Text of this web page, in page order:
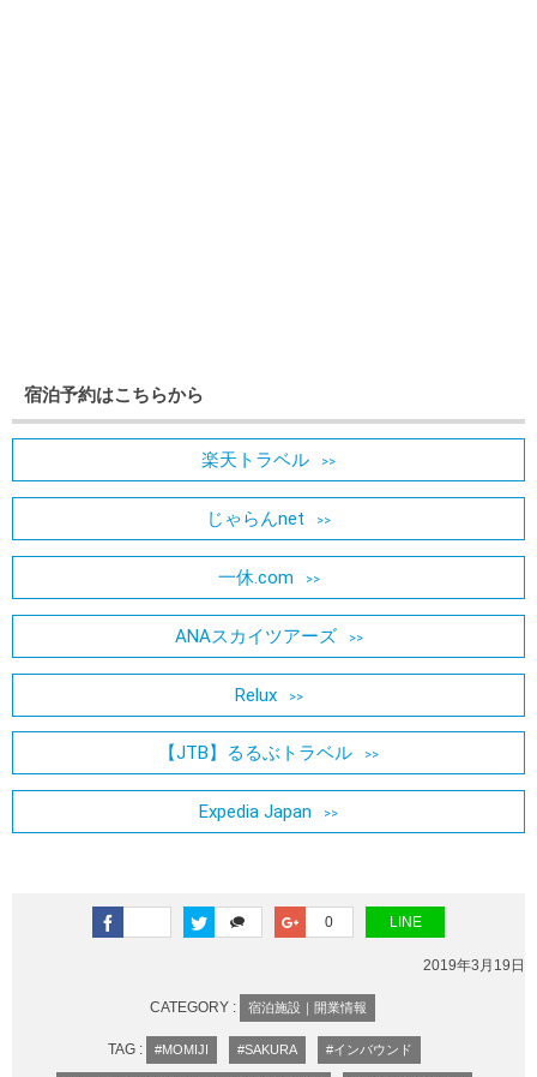
宿泊予約はこちらから
楽天トラベル
じゃらんnet
一休.com
ANAスカイツアーズ
Relux
【JTB】るるぶトラベル
Expedia Japan
0 LINE
2019年3月19日
CATEGORY : 宿泊施設｜開業情報
TAG : #MOMIJI #SAKURA #インバウンド